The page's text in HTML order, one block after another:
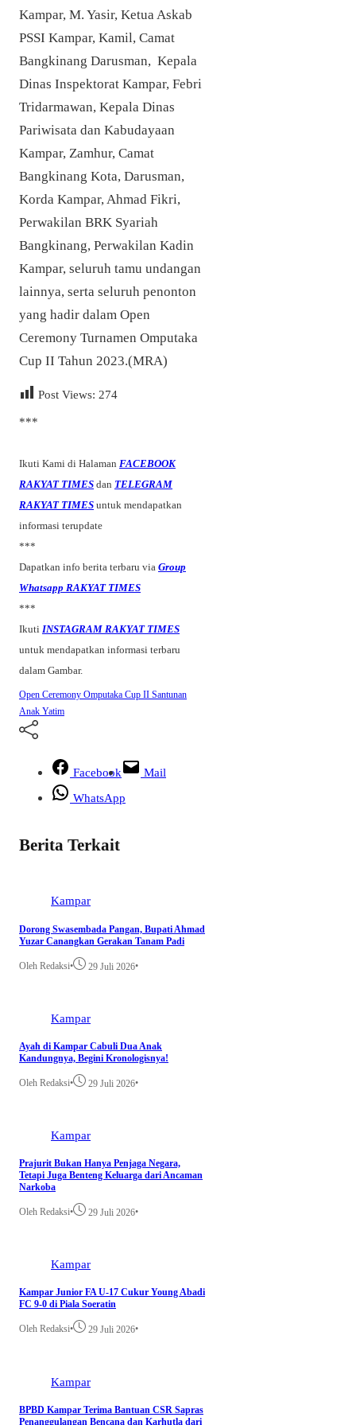
Kampar, M. Yasir, Ketua Askab
PSSI Kampar, Kamil, Camat
Bangkinang Darusman, Kepala
Dinas Inspektorat Kampar, Febri
Tridarmawan, Kepala Dinas
Pariwisata dan Kabudayaan
Kampar, Zamhur, Camat
Bangkinang Kota, Darusman,
Korda Kampar, Ahmad Fikri,
Perwakilan BRK Syariah
Bangkinang, Perwakilan Kadin
Kampar, seluruh tamu undangan
lainnya, serta seluruh penonton
yang hadir dalam Open
Ceremony Turnamen Omputaka
Cup II Tahun 2023.(MRA)
Post Views: 274
***
Ikuti Kami di Halaman FACEBOOK
RAKYAT TIMES dan TELEGRAM
RAKYAT TIMES untuk mendapatkan
informasi terupdate
***
Dapatkan info berita terbaru via Group
Whatsapp RAKYAT TIMES
***
Ikuti INSTAGRAM RAKYAT TIMES
untuk mendapatkan informasi terbaru
dalam Gambar.
Open Ceremony Omputaka Cup II Santunan
Anak Yatim
Facebook
Mail
WhatsApp
Berita Terkait
Kampar
Dorong Swasembada Pangan, Bupati Ahmad
Yuzar Canangkan Gerakan Tanam Padi
Oleh Redaksi• 29 Juli 2026•
Kampar
Ayah di Kampar Cabuli Dua Anak
Kandungnya, Begini Kronologisnya!
Oleh Redaksi• 29 Juli 2026•
Kampar
Prajurit Bukan Hanya Penjaga Negara,
Tetapi Juga Benteng Keluarga dari Ancaman
Narkoba
Oleh Redaksi• 29 Juli 2026•
Kampar
Kampar Junior FA U-17 Cukur Young Abadi
FC 9-0 di Piala Soeratin
Oleh Redaksi• 29 Juli 2026•
Kampar
BPBD Kampar Terima Bantuan CSR Sapras
Penanggulangan Bencana dan Karhutla dari